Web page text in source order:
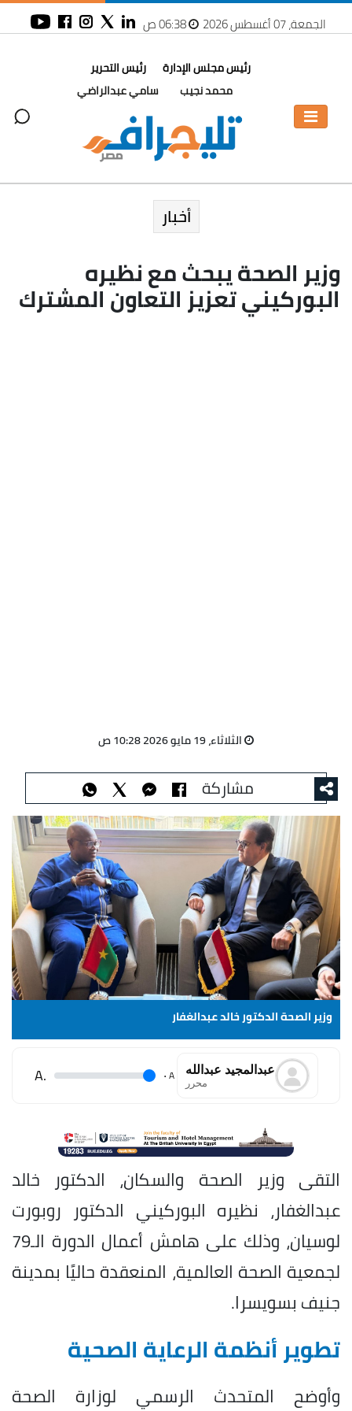
الجمعة، 07 أغسطس 2026 06:38 ص
رئيس مجلس الإدارة
محمد نجيب
رئيس التحرير
سامي عبدالراضي
أخبار
وزير الصحة يبحث مع نظيره
البوركيني تعزيز التعاون المشترك
الثلاثاء، 19 مايو 2026 10:28 ص
مشاركة
وزير الصحة الدكتور خالد عبدالغفار
⁠عبدالمجيد عبدالله
محرر A
.
.A
التقى وزير الصحة والسكان، الدكتور خالد
عبدالغفار، نظيره البوركيني الدكتور روبورت
لوسيان، وذلك على هامش أعمال الدورة الـ79
لجمعية الصحة العالمية، المنعقدة حاليًا بمدينة
جنيف بسويسرا.
تطوير أنظمة الرعاية الصحية
وأوضح المتحدث الرسمي لوزارة الصحة